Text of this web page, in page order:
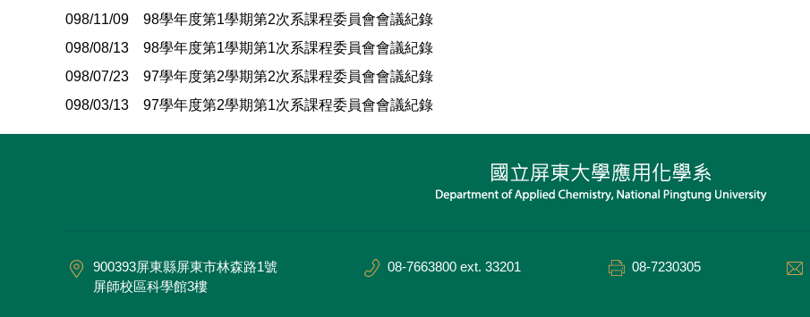
098/11/09 98學年度第1學期第2次系課程委員會會議紀錄
098/08/13 98學年度第1學期第1次系課程委員會會議紀錄
098/07/23 97學年度第2學期第2次系課程委員會會議紀錄
098/03/13 97學年度第2學期第1次系課程委員會會議紀錄
900393屏東縣屏東市林森路1號
屏師校區科學館3樓
08-7663800 ext. 33201 08-7230305